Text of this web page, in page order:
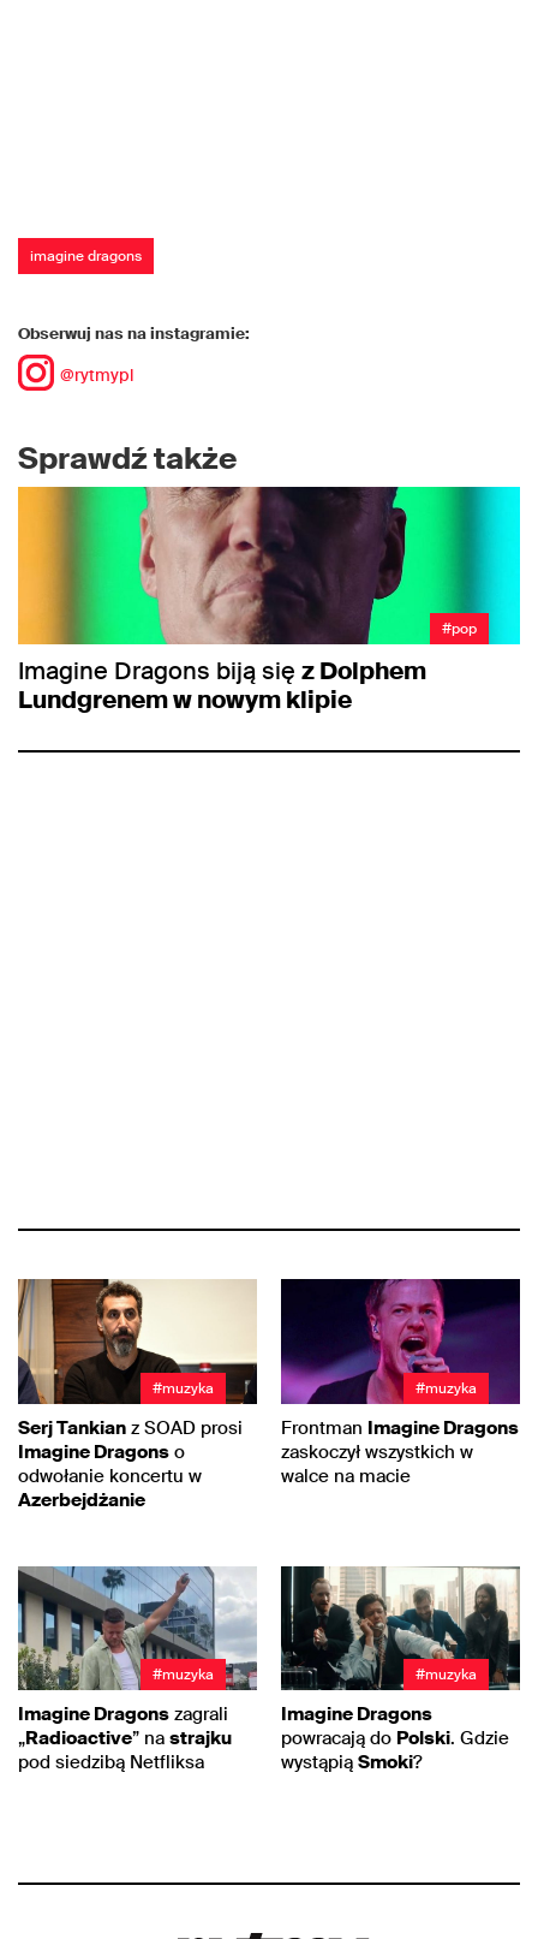
imagine dragons
Obserwuj nas na instagramie:
@rytmypl
Sprawdź także
#pop
Imagine Dragons biją się z Dolphem
Lundgrenem w nowym klipie
#muzyka
Serj Tankian z SOAD prosi
Imagine Dragons o
odwołanie koncertu w
Azerbejdżanie
#muzyka
Frontman Imagine Dragons
zaskoczył wszystkich w
walce na macie
#muzyka
Imagine Dragons zagrali
„Radioactive” na strajku
pod siedzibą Netfliksa
#muzyka
Imagine Dragons
powracają do Polski. Gdzie
wystąpią Smoki?